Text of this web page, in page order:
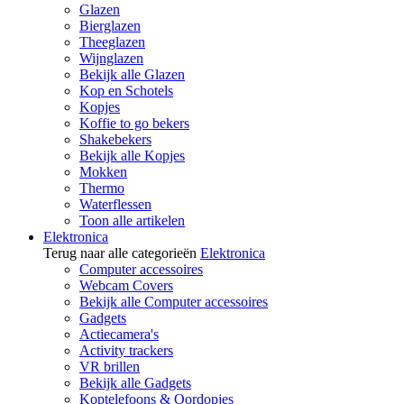
Glazen
Bierglazen
Theeglazen
Wijnglazen
Bekijk alle Glazen
Kop en Schotels
Kopjes
Koffie to go bekers
Shakebekers
Bekijk alle Kopjes
Mokken
Thermo
Waterflessen
Toon alle artikelen
Elektronica
Terug naar alle categorieën Elektronica
Computer accessoires
Webcam Covers
Bekijk alle Computer accessoires
Gadgets
Actiecamera's
Activity trackers
VR brillen
Bekijk alle Gadgets
Koptelefoons & Oordopjes